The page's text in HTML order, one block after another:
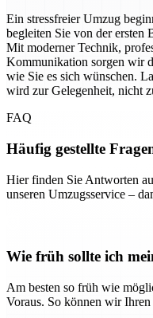
Ein stressfreier Umzug
begleiten Sie von der ersten
Mit moderner Technik,
Kommunikation sorgen wir
wie Sie es sich wünschen.
wird zur Gelegenheit, nicht
FAQ
Häufig gestellte
Hier finden Sie Antworten
unseren Umzugsservice –
Wie früh sollte ich
Am besten so früh wie
Voraus. So können wir